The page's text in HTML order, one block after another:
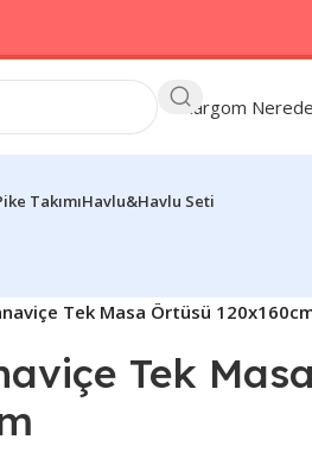
Kargom Nerede
TakımıHavlu&Havlu Seti
Tek Masa Örtüsü
Tek Masa